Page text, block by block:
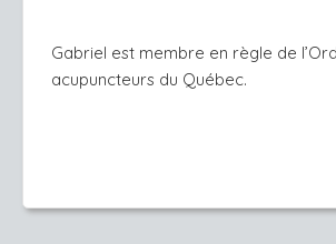
Gabriel est membre en règle de
acupuncteurs du Québec.